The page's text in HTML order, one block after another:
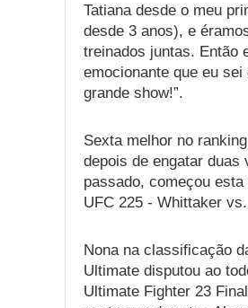
Tatiana desde o meu
desde 3 anos), e
treinados juntas. Então
emocionante que eu
grande show!”.
Sexta melhor no
depois de engatar
passado, começou
UFC 225 - Whittaker
Nona na classificação
Ultimate disputou ao
Ultimate Fighter 23